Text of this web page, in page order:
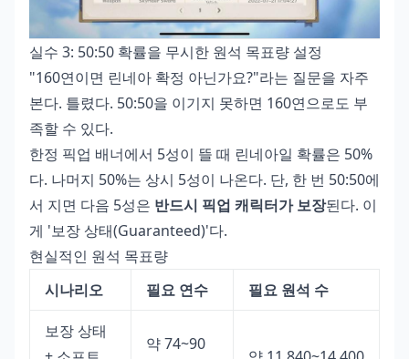
실수 3: 50:50 확률을 무시한 원석 목표량 설정
"160연이면 린네아 확정 아닌가요?"라는 질문을 자주
본다. 틀렸다. 50:50을 이기지 못하면 160연으로도 부
족할 수 있다.
한정 픽업 배너에서 5성이 뜰 때 린네아일 확률은 50%
다. 나머지 50%는 상시 5성이 나온다. 단, 한 번 50:50에
서 지면 다음 5성은 반드시 픽업 캐릭터가 보장된다. 이
게 '보장 상태(Guaranteed)'다.
현실적인 원석 목표량
시나리오
필요 연수 필요 원석 수
보장 상태
약 74~90